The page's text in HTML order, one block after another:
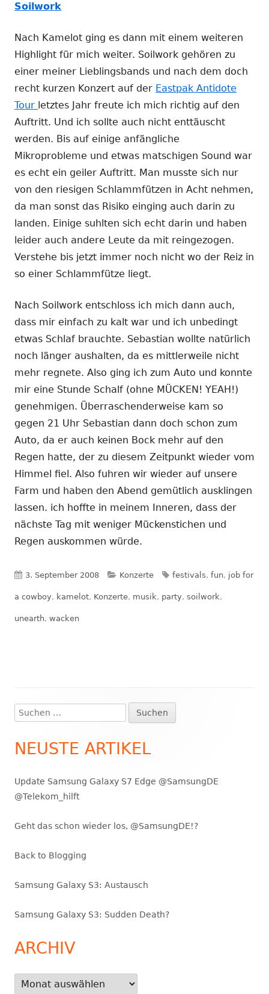
Soilwork
Nach Kamelot ging es dann mit einem weiteren
Highlight für mich weiter. Soilwork gehören zu
einer meiner Lieblingsbands und nach dem doch
recht kurzen Konzert auf der Eastpak Antidote
Tour letztes Jahr freute ich mich richtig auf den
Auftritt. Und ich sollte auch nicht enttäuscht
werden. Bis auf einige anfängliche
Mikroprobleme und etwas matschigen Sound war
es echt ein geiler Auftritt. Man musste sich nur
von den riesigen Schlammfützen in Acht nehmen,
da man sonst das Risiko einging auch darin zu
landen. Einige suhlten sich echt darin und haben
leider auch andere Leute da mit reingezogen.
Verstehe bis jetzt immer noch nicht wo der Reiz in
so einer Schlammfütze liegt.
Nach Soilwork entschloss ich mich dann auch,
dass mir einfach zu kalt war und ich unbedingt
etwas Schlaf brauchte. Sebastian wollte natürlich
noch länger aushalten, da es mittlerweile nicht
mehr regnete. Also ging ich zum Auto und konnte
mir eine Stunde Schalf (ohne MÜCKEN! YEAH!)
genehmigen. Überraschenderweise kam so
gegen 21 Uhr Sebastian dann doch schon zum
Auto, da er auch keinen Bock mehr auf den
Regen hatte, der zu diesem Zeitpunkt wieder vom
Himmel fiel. Also fuhren wir wieder auf unsere
Farm und haben den Abend gemütlich ausklingen
lassen. ich hoffte in meinem Inneren, dass der
nächste Tag mit weniger Mückenstichen und
Regen auskommen würde.
Veröffentlicht
am
3. September 2008 Kategorien
Konzerte Schlagwörter
festivals, fun, job for
a cowboy, kamelot, Konzerte, musik, party, soilwork,
unearth, wacken
Haupt-
Seitenleiste
Suchen
nach:
NEUSTE ARTIKEL
Update Samsung Galaxy S7 Edge @SamsungDE
@Telekom_hilft
Geht das schon wieder los, @SamsungDE!?
Back to Blogging
Samsung Galaxy S3: Austausch
Samsung Galaxy S3: Sudden Death?
ARCHIV
Archiv